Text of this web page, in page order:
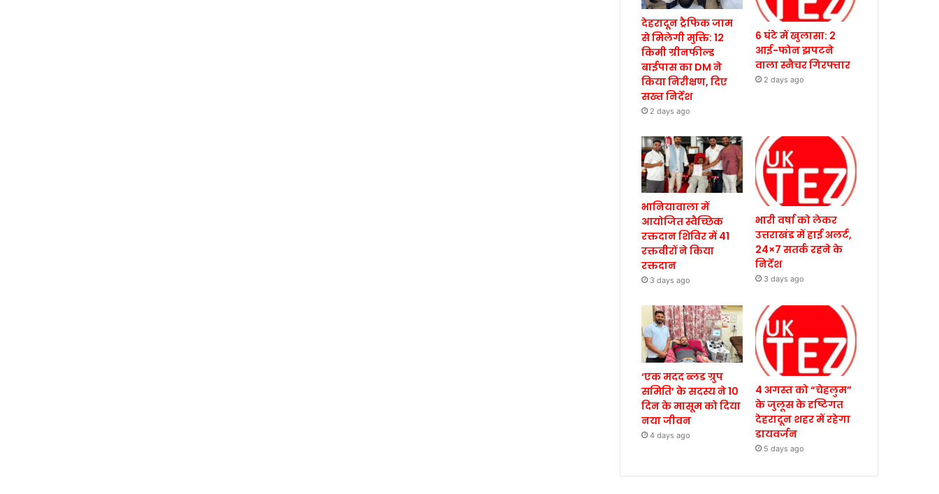
देहरादून ट्रैफिक जाम
से मिलेगी मुक्ति: 12
किमी ग्रीनफील्ड
बाईपास का DM ने
किया निरीक्षण, दिए
सख्त निर्देश
2 days ago
6 घंटे में खुलासा: 2
आई-फोन झपटने
वाला स्नैचर गिरफ्तार
2 days ago
भानियावाला में
आयोजित स्वैच्छिक
रक्तदान शिविर में 41
रक्तवीरों ने किया
रक्तदान
3 days ago
भारी वर्षा को लेकर
उत्तराखंड में हाई अलर्ट,
24×7 सतर्क रहने के
निर्देश
3 days ago
‘एक मदद ब्लड ग्रुप
समिति’ के सदस्य ने 10
दिन के मासूम को दिया
नया जीवन
4 days ago
4 अगस्त को “चेहलुम”
के जुलूस के दृष्टिगत
देहरादून शहर में रहेगा
डायवर्जन
5 days ago